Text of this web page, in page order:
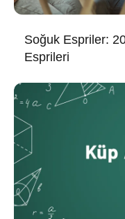
Soğuk Espriler:
Esprileri